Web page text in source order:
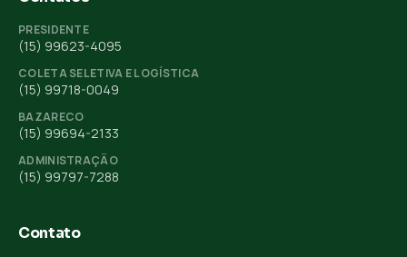
PRESIDENTE
(15) 99623-4095
COLETA SELETIVA E LOGÍSTICA
(15) 99718-0049
BAZARECO
(15) 99694-2133
ADMINISTRAÇÃO
(15) 99797-7288
Contato